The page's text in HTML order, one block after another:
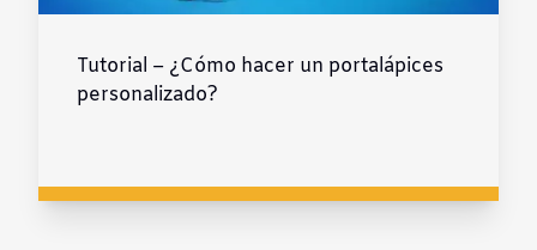
Tutorial – ¿Cómo hacer un portalápices
personalizado?